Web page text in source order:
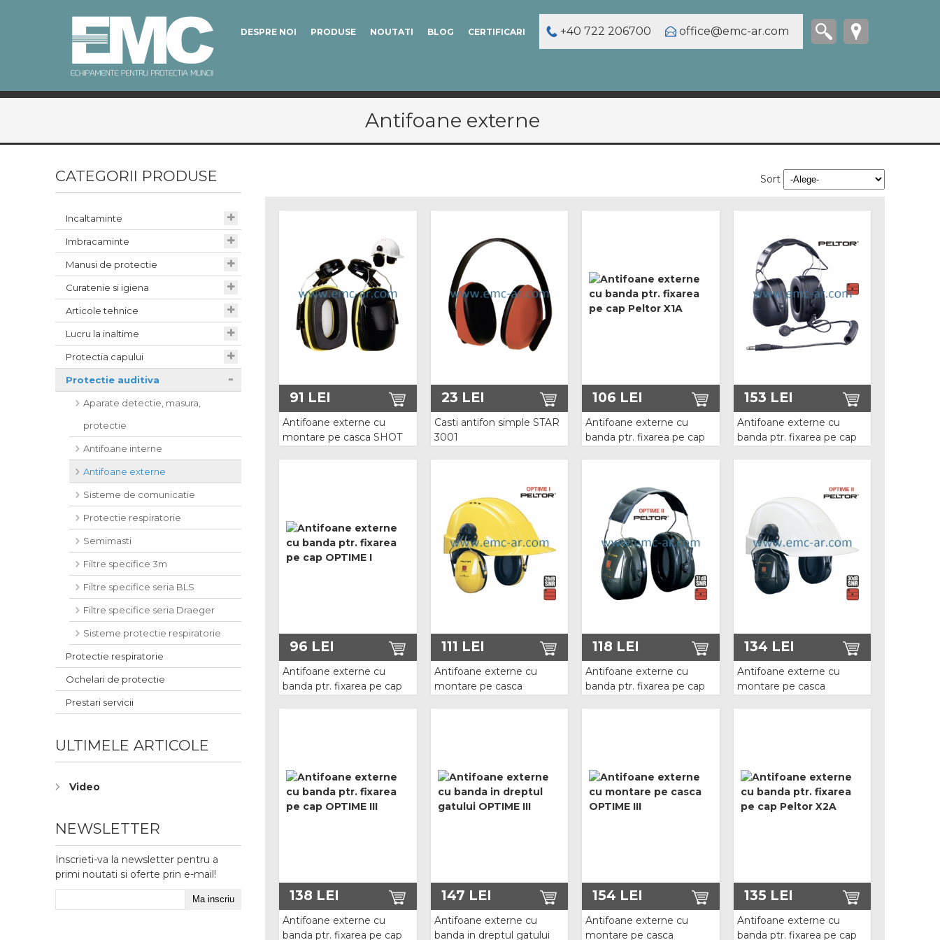
DESPRE NOI PRODUSE NOUTATI BLOG CERTIFICARI +40 722 206700 office@emc-ar.com
Bocanci Imblaniti
Bocanci O1 si O2
Bocanci S1
Bocanci S1P
Bocanci S2
Bocanci S3
Pantofi
Pantofi O1 si O2
Pantofi S1P
Pantofi S3
Cizme de lucru
Cizme de iarna
Cizme S5
Cizme electroizolante
Non Safety
Incaltaminte Speciala
Incaltaminte Interventii
Incaltaminte ESD
Antifoane externe
CATEGORII PRODUSE
Incaltaminte
Imbracaminte
Manusi de protectie
Curatenie si igiena
Articole tehnice
Lucru la inaltime
Protectia capului
Protectie auditiva
Aparate detectie, masura,
protectie
Antifoane interne
Antifoane externe
Sisteme de comunicatie
Protectie respiratorie
Semimasti
Filtre specifice 3m
Filtre specifice seria BLS
Filtre specifice seria Draeger
Sisteme protectie respiratorie
Protectie respiratorie
Ochelari de protectie
Prestari servicii
ULTIMELE ARTICOLE
Video
NEWSLETTER
Inscrieti-va la newsletter pentru a
primi noutati si oferte prin e-mail!
Sort
Antifoane externe cu
montare pe casca SHOT
91 LEI
Casti antifon simple STAR
3001
23 LEI
Antifoane externe cu
banda ptr. fixarea pe cap
106 LEI
Antifoane externe cu
banda ptr. fixarea pe cap
153 LEI
Antifoane externe cu
banda ptr. fixarea pe cap
96 LEI
Antifoane externe cu
montare pe casca
111 LEI
Antifoane externe cu
banda ptr. fixarea pe cap
118 LEI
Antifoane externe cu
montare pe casca
134 LEI
Antifoane externe cu
banda ptr. fixarea pe cap
138 LEI
Antifoane externe cu
banda in dreptul gatului
147 LEI
Antifoane externe cu
montare pe casca
154 LEI
Antifoane externe cu
banda ptr. fixarea pe cap
135 LEI